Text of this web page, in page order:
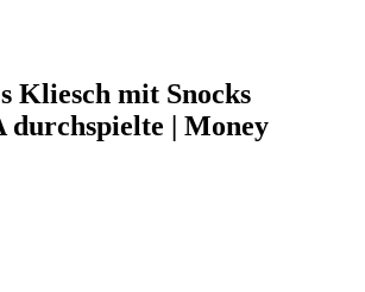
Kliesch mit Snocks
durchspielte | Money